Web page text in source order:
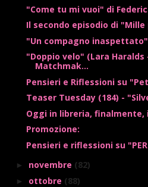
"Come tu mi vuoi" di
Il secondo episodio di
"Un compagno
"Doppio velo" (Lara Haralds
Matchmak...
Pensieri e Riflessioni su
Teaser Tuesday (184) -
Oggi in libreria, finalmente,
Promozione:
Pensieri e riflessioni su "PER
► novembre (82)
► ottobre (88)